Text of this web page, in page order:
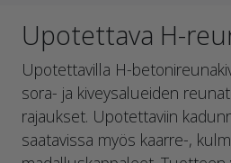
Upotettava H-
Upotettavilla H-
sora- ja kiveysalueiden
rajaukset. Upotettaviin
saatavissa myös kaarre-,